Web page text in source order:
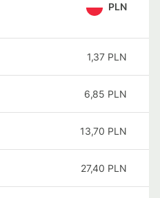
PLN
1,37 PLN
6,85 PLN
13,70 PLN
27,40 PLN